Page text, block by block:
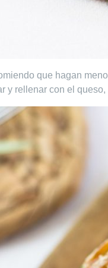
que hagan
y rellenar con el queso,